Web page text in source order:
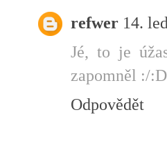
refwer 14.
Jé, to je
zapomněl :/
Odpovědět